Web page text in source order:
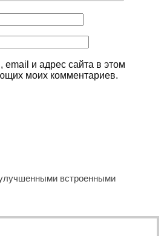
и адрес сайта в этом
моих комментариев.
встроенными